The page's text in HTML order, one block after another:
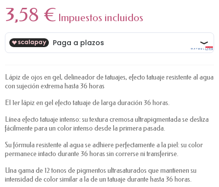
3,58 € Impuestos incluidos
Lápiz de ojos en gel, delineador de tatuajes, efecto tatuaje resistente al agua
con sujeción extrema hasta 36 horas
El 1er lápiz en gel efecto tatuaje de larga duración 36 horas.
Línea efecto tatuaje intenso: su textura cremosa ultrapigmentada se desliza
fácilmente para un color intenso desde la primera pasada.
Su fórmula resistente al agua se adhiere perfectamente a la piel: su color
permanece intacto durante 36 horas sin correrse ni transferirse.
Una gama de 12 tonos de pigmentos ultrasaturados que mantienen su
intensidad de color similar a la de un tatuaje durante hasta 36 horas.